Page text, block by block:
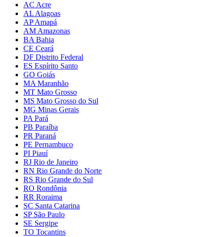
AC Acre
AL Alagoas
AP Amapá
AM Amazonas
BA Bahia
CE Ceará
DF Distrito Federal
ES Espírito Santo
GO Goiás
MA Maranhão
MT Mato Grosso
MS Mato Grosso do Sul
MG Minas Gerais
PA Pará
PB Paraíba
PR Paraná
PE Pernambuco
PI Piauí
RJ Rio de Janeiro
RN Rio Grande do Norte
RS Rio Grande do Sul
RO Rondônia
RR Roraima
SC Santa Catarina
SP São Paulo
SE Sergipe
TO Tocantins